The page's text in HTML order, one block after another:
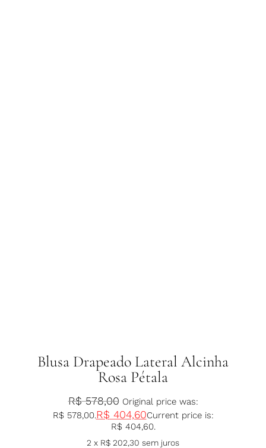
Blusa Drapeado Lateral Alcinha
Rosa Pétala
R$578,00 Original price was:
R$ 578,00.R$ 404,60Current price is:
R$ 404,60.
2 x R$ 202,30 sem juros